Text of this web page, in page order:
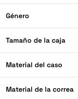
Género
Tamaño de la caja
Material del caso
Material de la correa